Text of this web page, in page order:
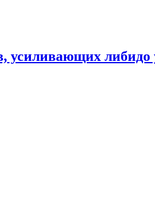
усиливающих